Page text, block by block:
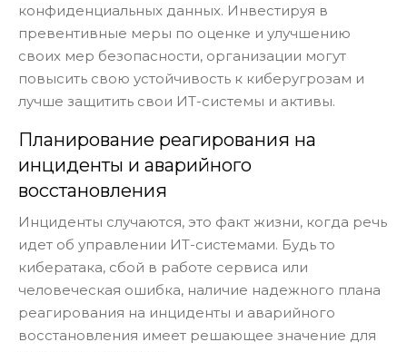
конфиденциальных данных. Инвестируя в
превентивные меры по оценке и улучшению
своих мер безопасности, организации могут
повысить свою устойчивость к киберугрозам и
лучше защитить свои ИТ-системы и активы.
Планирование реагирования на
инциденты и аварийного
восстановления
Инциденты случаются, это факт жизни, когда речь
идет об управлении ИТ-системами. Будь то
кибератака, сбой в работе сервиса или
человеческая ошибка, наличие надежного плана
реагирования на инциденты и аварийного
восстановления имеет решающее значение для